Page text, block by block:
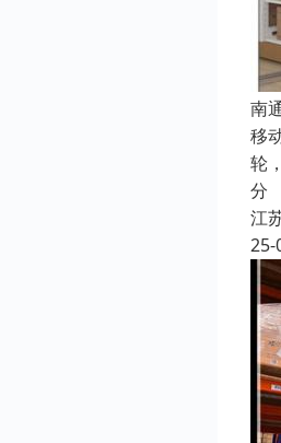
南
移
轮
分
江
25-